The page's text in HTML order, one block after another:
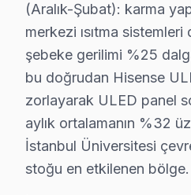
Avcılar'de Hisense Yazılım
Avcılar'de VIDAA U6/U7
Avcılar Servisinin Hisense
Avcılar'de Hisense panel
Avcılar'de Hisense Model
2025 Avcılar Hisense Fiyat
Panel → 2.200 – 7.000 TL
(Aralık-Şubat): karma
merkezi ısıtma
şebeke gerilimi %25
bu doğrudan Hisense
zorlayarak ULED panel
aylık ortalamanın %32
İstanbul Üniversitesi
stoğu en etkilenen bölge.